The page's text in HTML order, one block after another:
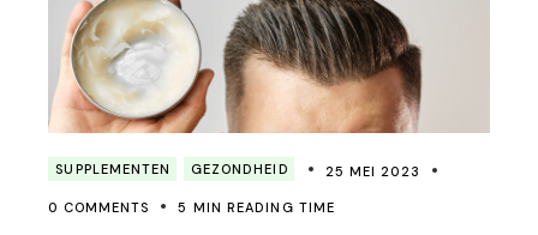
SUPPLEMENTEN GEZONDHEID 25 MEI 2023
0 COMMENTS 5 MIN READING TIME